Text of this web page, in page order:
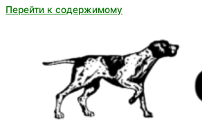
Перейти к содержимому